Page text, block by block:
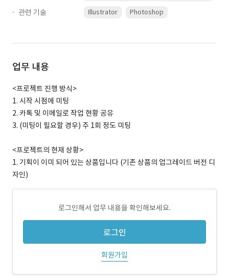
관련 기술
Illustrator Photoshop
업무 내용
<프로젝트 진행 방식>
1. 시작 시점에 미팅
2. 카톡 및 이메일로 작업 현황 공유
3. (미팅이 필요할 경우) 주 1회 정도 미팅
<프로젝트의 현재 상황>
1. 기획이 이미 되어 있는 상품입니다 (기존 상품의 업그레이드 버전 디
자인)
로그인해서 업무 내용을 확인해보세요.
로그인
회원가입